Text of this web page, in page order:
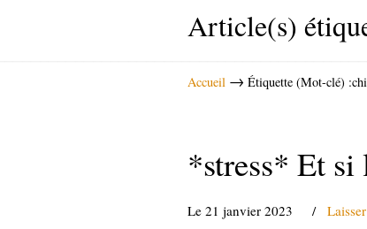
Article(s)
Accueil → Étiquette (Mot-clé)
*stress* Et si
Le 21 janvier 2023 /